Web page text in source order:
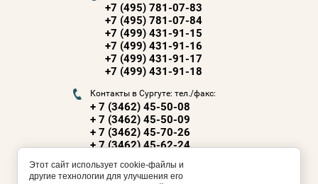
+7 (495) 781-07-83
+7 (495) 781-07-84
+7 (499) 431-91-15
+7 (499) 431-91-16
+7 (499) 431-91-17
+7 (499) 431-91-18
Контакты в Сургуте: тел./факс:
+ 7 (3462) 45-50-08
+ 7 (3462) 45-50-09
+ 7 (3462) 45-70-26
+ 7 (3462) 45-62-24
+ 7 (3462) 45-70-98
Этот сайт использует cookie-файлы и
другие технологии для улучшения его